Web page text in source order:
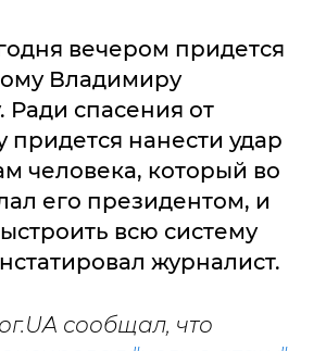
вечером придется
Владимиру
Ради спасения от
придется нанести удар
человека, который во
его президентом, и
всю систему
журналист.
сообщал, что